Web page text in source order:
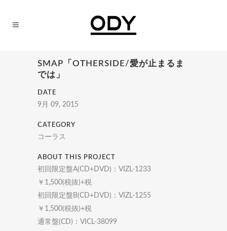
SMAP「OTHERSIDE/愛が止まるま
では」
DATE
9月 09, 2015
CATEGORY
コーラス
ABOUT THIS PROJECT
初回限定盤A(CD+DVD)：VIZL-1233
￥1,500(税抜)+税
初回限定盤B(CD+DVD)：VIZL-1255
￥1,500(税抜)+税
通常盤(CD)：VICL-38099